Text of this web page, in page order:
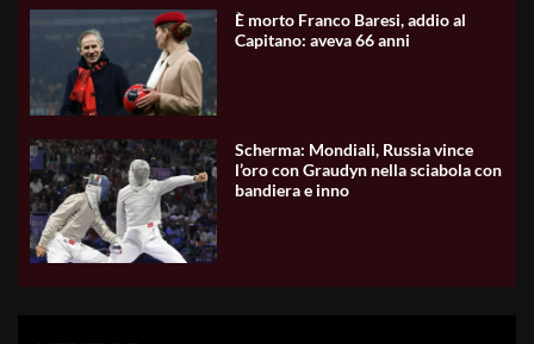
È morto Franco Baresi, addio al
Capitano: aveva 66 anni
Scherma: Mondiali, Russia vince
l’oro con Graudyn nella sciabola con
bandiera e inno